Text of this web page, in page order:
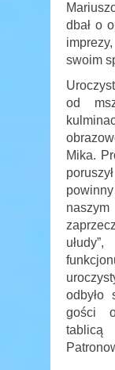
dbał o
swoim
od
Mika.
odbyło
gości
tablicą